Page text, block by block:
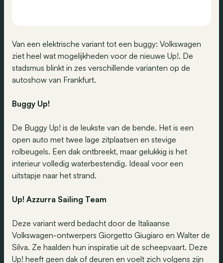
Van een elektrische variant tot een buggy: Volkswagen
ziet heel wat mogelijkheden voor de nieuwe Up!. De
stadsmus blinkt in zes verschillende varianten op de
autoshow van Frankfurt.
Buggy Up!
De Buggy Up! is de leukste van de bende. Het is een
open auto met twee lage zitplaatsen en stevige
rolbeugels. Een dak ontbreekt, maar gelukkig is het
interieur volledig waterbestendig. Ideaal voor een
uitstapje naar het strand.
Up! Azzurra Sailing Team
Deze variant werd bedacht door de Italiaanse
Volkswagen-ontwerpers Giorgetto Giugiaro en Walter de
Silva. Ze haalden hun inspiratie uit de scheepvaart. Deze
Up! heeft geen dak of deuren en voelt zich volgens zijn